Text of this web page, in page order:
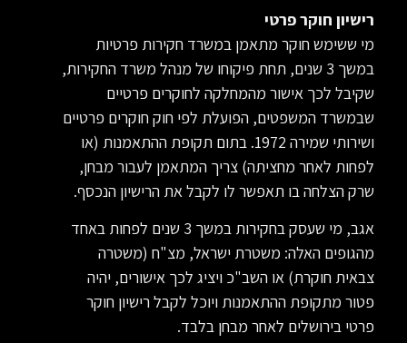
רישיון חוקר פרטי
מי ששימש חוקר מתאמן במשרד חקירות פרטיות
במשך 3 שנים, תחת פיקוחו של מנהל משרד החקירות,
שקיבל לכך אישור מהמחלקה לחוקרים פרטיים
שבמשרד המשפטים, הפועלת לפי חוק חוקרים פרטיים
ושירותי שמירה 1972. בתום תקופת ההתאמנות (או
לפחות לאחר מחציתה) צריך המתאמן לעבור מבחן,
שרק הצלחה בו תאפשר לו לקבל את הרישיון הנכסף.
אגב, מי שעסק בחקירות במשך 3 שנים לפחות באחד
מהגופים האלה: משטרת ישראל, מצ"ח (משטרה
צבאית חוקרת) או השב"כ ויציג לכך אישורים, יהיה
פטור מתקופת ההתאמנות ויוכל לקבל רישיון חוקר
פרטי בירושלים לאחר מבחן בלבד.